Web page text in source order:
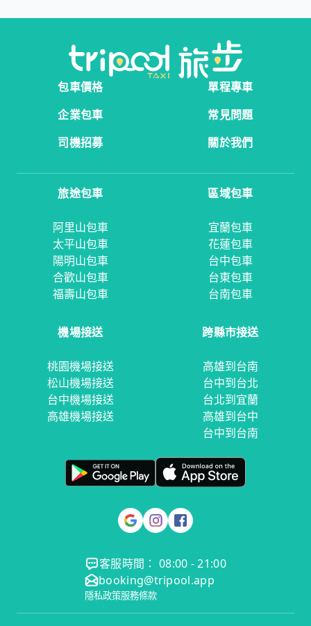
包車價格
單程專車
企業包車
常見問題
司機招募
關於我們
旅途包車
阿里山包車
太平山包車
陽明山包車
合歡山包車
福壽山包車
區域包車
宜蘭包車
花蓮包車
台中包車
台東包車
台南包車
機場接送
桃園機場接送
松山機場接送
台中機場接送
高雄機場接送
跨縣市接送
高雄到台南
台中到台北
台北到宜蘭
高雄到台中
台中到台南
客服時間： 08:00 - 21:00
booking@tripool.app
隱私政策服務條款